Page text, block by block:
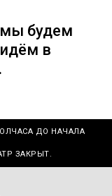
будем
в
ДО НАЧАЛА
ЗАКРЫТ.